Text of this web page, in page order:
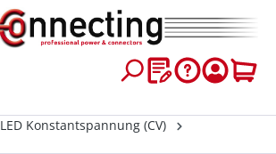
LED Konstantspannung (CV)